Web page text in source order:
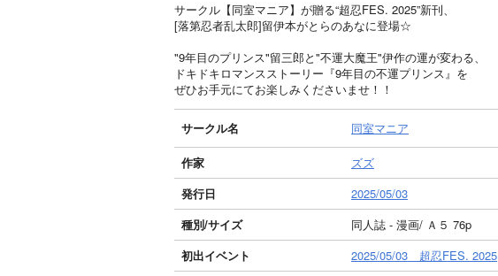
サークル【同室マニア】が贈る“超忍FES. 2025”新刊、
[落第忍者乱太郎]留伊本がとらのあなに登場☆
"9年目のプリンス"留三郎と"不運大魔王"伊作の運が変わる、
ドキドキロマンスストーリー『9年目の不運プリンス』を
ぜひお手元にてお楽しみくださいませ！！
サークル名 同室マニア
作家
ズズ
発行日
2025/05/03
種別/サイズ
同人誌 - 漫画/ Ａ５ 76p
初出イベント
2025/05/03 超忍FES. 2025